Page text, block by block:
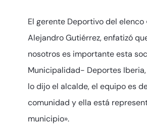
El gerente Deportivo del elenco
Alejandro Gutiérrez, enfatizó
nosotros es importante esta
Municipalidad- Deportes
lo dijo el alcalde, el equipo es
comunidad y ella está
municipio».